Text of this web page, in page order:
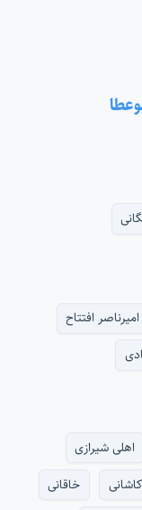
امیرناصر افتتاح
اهلی شیرازی
خاقانی